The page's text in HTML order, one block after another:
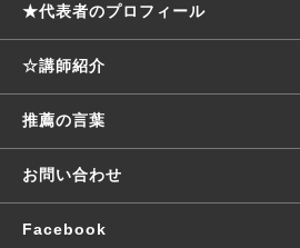
★代表者のプロフィール
☆講師紹介
推薦の言葉
お問い合わせ
Facebook